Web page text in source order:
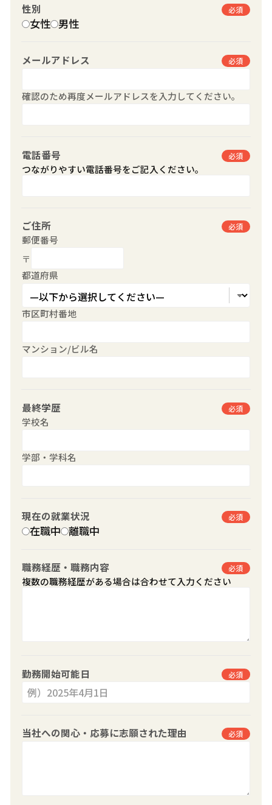
性別 必須
女性 男性
メールアドレス 必須
確認のため再度メールアドレスを入力してください。
電話番号 必須
つながりやすい電話番号をご記入ください。
ご住所 必須
郵便番号
〒
都道府県
市区町村番地
マンション/ビル名
最終学歴 必須
学校名
学部・学科名
現在の就業状況 必須
在職中 離職中
職務経歴・職務内容 必須
複数の職務経歴がある場合は合わせて入力ください
勤務開始可能日 必須
当社への関心・応募に志願された理由 必須